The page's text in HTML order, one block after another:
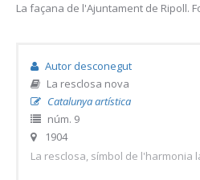
La façana de l'Ajuntament de Ripoll.
Autor desconegut
La resclosa nova
Catalunya artística
núm. 9
1904
La resclosa, símbol de l'harmonia